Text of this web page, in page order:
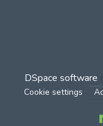
DSpace software
Cookie settings